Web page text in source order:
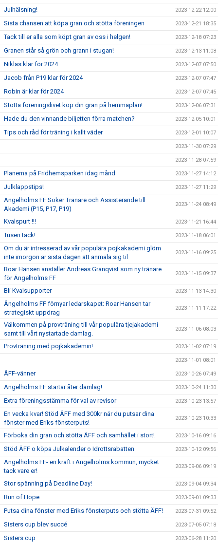
Julhälsning! 2023-12-22 12:00
Sista chansen att köpa gran och stötta föreningen 2023-12-21 18:35
Tack till er alla som köpt gran av oss i helgen! 2023-12-18 07:23
Granen står så grön och grann i stugan! 2023-12-13 11:08
Niklas klar för 2024 2023-12-07 07:50
Jacob från P19 klar för 2024 2023-12-07 07:47
Robin är klar för 2024 2023-12-07 07:45
Stötta föreningslivet köp din gran på hemmaplan! 2023-12-06 07:31
Hade du den vinnande biljetten förra matchen? 2023-12-05 10:01
Tips och råd för träning i kallt väder 2023-12-01 10:07
2023-11-30 07:29
2023-11-28 07:59
Planerna på Fridhemsparken idag månd 2023-11-27 14:12
Julklappstips! 2023-11-27 11:29
Ängelholms FF Söker Tränare och Assisterande till
Akademi (P15, P17, P19)
2023-11-24 08:49
Kvalspurt !!! 2023-11-21 16:44
Tusen tack! 2023-11-18 06:01
Om du är intresserad av vår populära pojkakademi glöm
inte imorgon är sista dagen att anmäla sig til
2023-11-16 09:25
Roar Hansen anställer Andreas Granqvist som ny tränare
för Ängelholms FF
2023-11-15 09:37
Bli Kvalsupporter 2023-11-13 14:30
Ängelholms FF förnyar ledarskapet: Roar Hansen tar
strategiskt uppdrag
2023-11-11 17:22
Välkommen på provträning till vår populära tjejakademi
samt till vårt nystartade damlag.
2023-11-06 08:03
Provträning med pojkakademin! 2023-11-02 07:19
2023-11-01 08:01
ÄFF-vänner 2023-10-26 07:49
Ängelholms FF startar åter damlag! 2023-10-24 11:30
Extra föreningsstämma för val av revisor 2023-10-23 13:57
En vecka kvar! Stöd ÄFF med 300kr när du putsar dina
fönster med Eriks fönsterputs!
2023-10-23 10:33
Förboka din gran och stötta ÄFF och samhället i stort! 2023-10-16 09:16
Stöd ÄFF o köpa Julkalender o Idrottsrabatten 2023-10-12 09:56
Ängelholms FF- en kraft i Ängelholms kommun, mycket
tack vare er!
2023-09-06 09:19
Stor spänning på Deadline Day! 2023-09-04 09:34
Run of Hope 2023-09-01 09:33
Putsa dina fönster med Eriks fönsterputs och stötta ÄFF! 2023-07-31 09:52
Sisters cup blev succé 2023-07-05 07:18
Sisters cup 2023-06-28 11:20